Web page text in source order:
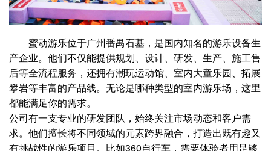
蜜动游乐位于广州番禺石基，是国内知名的游乐设备生
产企业。他们不仅能提供规划、设计、研发、生产、施工售
后等全流程服务，还拥有潮玩运动馆、室内大童乐园、拓展
攀岩等丰富的产品线。无论是哪种类型的室内游乐场，这里
都能满足你的需求。
公司有一支专业的研发团队，始终关注市场动态和客户需
求。他们擅长将不同领域的元素跨界融合，打造出既有趣又
有挑战性的游乐项目。比如360自行车，需要体验者用足够